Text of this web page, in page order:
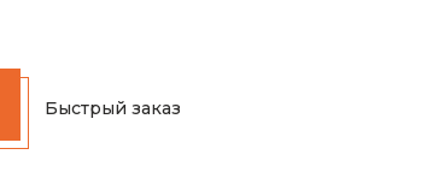
Быстрый заказ